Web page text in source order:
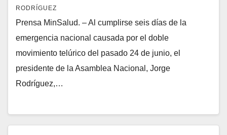
RODRÍGUEZ
Prensa MinSalud. – Al cumplirse seis días de la
emergencia nacional causada por el doble
movimiento telúrico del pasado 24 de junio, el
presidente de la Asamblea Nacional, Jorge
Rodríguez,…